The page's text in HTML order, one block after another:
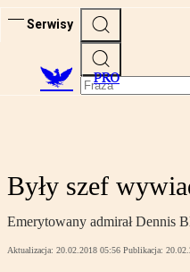
Serwisy
PRO
Były szef
Emerytowany admirał Dennis
Aktualizacja: 20.02.2018 05:56 Publikacja: